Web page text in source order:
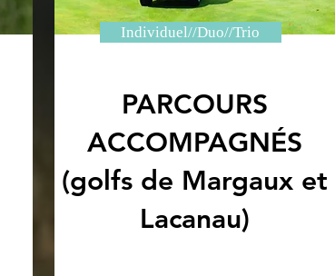
Individuel//Duo//Trio
PARCOURS
ACCOMPAGNÉS
(golfs de Margaux et
Lacanau)